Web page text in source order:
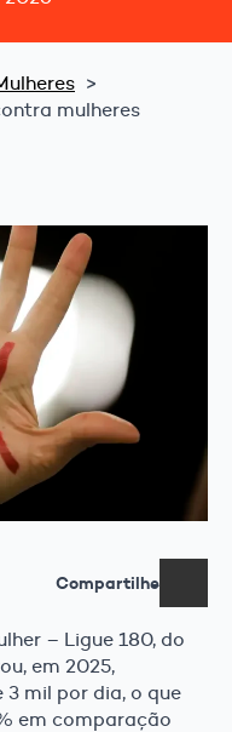
mulheres
Compartilhe
– Ligue 180, do
em 2025,
mil por dia, o que
em comparação